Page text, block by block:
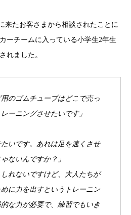
来たお客さまから相談されたことに
ーチームに入っている小学生2年生
れました。
のゴムチューブはどこで売っ
ーニングさせたいです」
いです。あれは足を速くさせ
ないんですか？」
れないですけど、大人たちが
に力を出すというトレーニン
な力が必要で、練習でもいき